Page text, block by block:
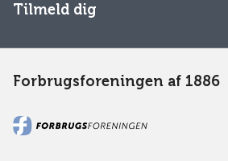
Tilmeld dig
Forbrugsforeningen af 1886